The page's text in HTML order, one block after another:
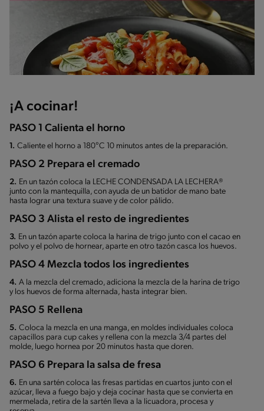
¡A cocinar!
PASO 1 Calienta el horno
1. Caliente el horno a 180°C 10 minutos antes de la preparación.
PASO 2 Prepara el cremado
2. En un tazón coloca la LECHE CONDENSADA LA LECHERA®
junto con la mantequilla, con ayuda de un batidor de mano bate
hasta lograr una textura suave y de color pálido.
PASO 3 Alista el resto de ingredientes
3. En un tazón aparte coloca la harina de trigo junto con el cacao en
polvo y el polvo de hornear, aparte en otro tazón casca los huevos.
PASO 4 Mezcla todos los ingredientes
4. A la mezcla del cremado, adiciona la mezcla de la harina de trigo
y los huevos de forma alternada, hasta integrar bien.
PASO 5 Rellena
5. Coloca la mezcla en una manga, en moldes individuales coloca
capacillos para cup cakes y rellena con la mezcla 3/4 partes del
molde, luego hornea por 20 minutos hasta que doren.
PASO 6 Prepara la salsa de fresa
6. En una sartén coloca las fresas partidas en cuartos junto con el
azúcar, lleva a fuego bajo y deja cocinar hasta que se convierta en
mermelada, retira de la sartén lleva a la licuadora, procesa y